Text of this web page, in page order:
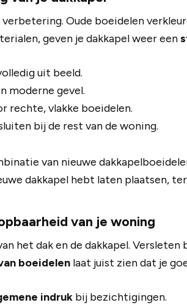
Oude boeidelen
geven je dakkapel weer een
uit beeld.
moderne gevel.
rechte, vlakke boeidelen.
bij de rest van de woning.
van nieuwe
dakkapel hebt laten plaatsen,
van je woning
het dak en de dakkapel. Versleten
boeidelen laat juist zien dat je
indruk bij bezichtigingen.